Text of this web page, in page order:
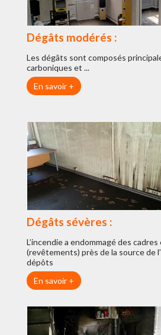
Dégâts modérés :
Les dégâts sont composés
carboniques et ...
En savoir +
Dégâts sévères :
L’incendie a endommagé des
(revêtements) près de la source de
dépôts
En savoir +